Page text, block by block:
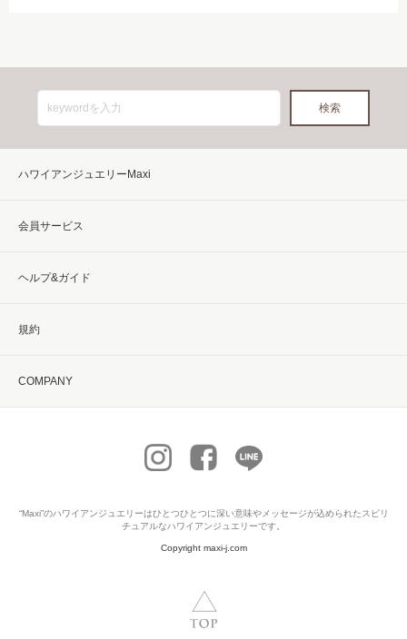
ハワイアンジュエリーMaxi
会員サービス
ヘルプ&ガイド
規約
COMPANY
“Maxi”のハワイアンジュエリーはひとつひとつに深い意味やメッセージが込められたスピリ
チュアルなハワイアンジュエリーです。
Copyright maxi-j.com